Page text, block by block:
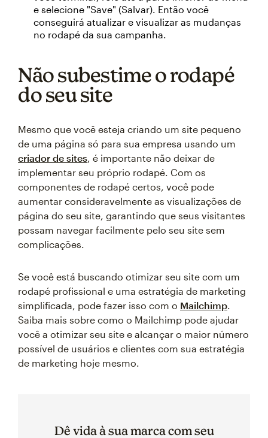
e selecione "Save" (Salvar). Então você
conseguirá atualizar e visualizar as mudanças
no rodapé da sua campanha.
Não subestime o rodapé
do seu site
Mesmo que você esteja criando um site pequeno
de uma página só para sua empresa usando um
criador de sites, é importante não deixar de
implementar seu próprio rodapé. Com os
componentes de rodapé certos, você pode
aumentar consideravelmente as visualizações de
página do seu site, garantindo que seus visitantes
possam navegar facilmente pelo seu site sem
complicações.
Se você está buscando otimizar seu site com um
rodapé profissional e uma estratégia de marketing
simplificada, pode fazer isso com o Mailchimp.
Saiba mais sobre como o Mailchimp pode ajudar
você a otimizar seu site e alcançar o maior número
possível de usuários e clientes com sua estratégia
de marketing hoje mesmo.
Dê vida à sua marca com seu